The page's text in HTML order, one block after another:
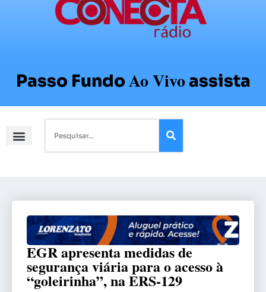
Passo FundoAo Vivoassista
EGR apresenta medidas de
segurança viária para o acesso à
“goleirinha”, na ERS-129